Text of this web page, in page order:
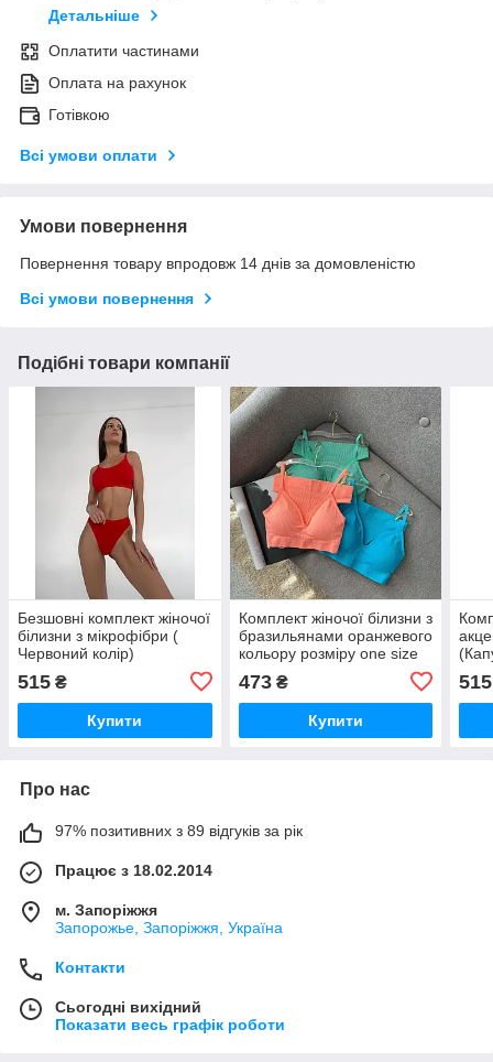
Детальніше
Оплатити частинами
Оплата на рахунок
Готівкою
Всі умови оплати
Умови повернення
Повернення товару впродовж 14 днів за домовленістю
Всі умови повернення
Подібні товари компанії
Безшовні комплект жіночої
білизни з мікрофібри (
Червоний колір)
515 ₴
Купити
Комплект жіночої білизни з
бразильянами оранжевого
кольору розміру one size
473₴
Купити
515
Про нас
97% позитивних з 89 відгуків за рік
Працює з 18.02.2014
м. Запоріжжя
Запорожье, Запоріжжя, Україна
Контакти
Сьогодні вихідний
Показати весь графік роботи